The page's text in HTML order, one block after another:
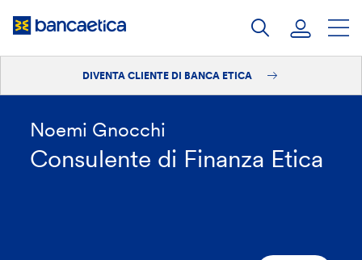
Diventa cliente
DIVENTA CLIENTE DI BANCA ETICA
Noemi Gnocchi
Consulente di Finanza Etica